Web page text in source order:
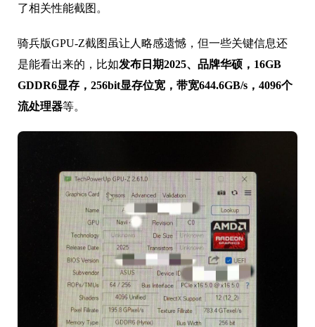
了相关性能截图。
骑兵版GPU-Z截图虽让人略感遗憾，但一些关键信息还
是能看出来的，比如发布日期2025、品牌华硕，16GB
GDDR6显存，256bit显存位宽，带宽644.6GB/s，4096个
流处理器等。